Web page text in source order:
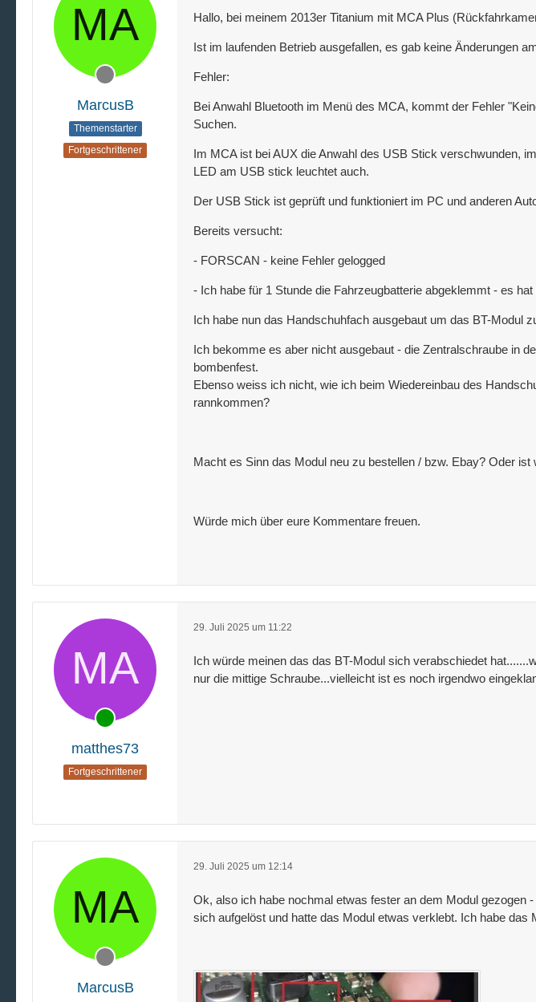
MarcusB
Themenstarter
Fortgeschrittener
Hallo, bei meinem 2013er Titanium mit MCA Plus
Ist im laufenden Betrieb ausgefallen, es gab keine Änderungen
Fehler:
Bei Anwahl Bluetooth im Menü des MCA, kommt der Fehler
Suchen.
Im MCA ist bei AUX die Anwahl des USB Stick verschwunden,
LED am USB stick leuchtet auch.
Der USB Stick ist geprüft und funktioniert im PC und anderen
Bereits versucht:
- FORSCAN - keine Fehler gelogged
- Ich habe für 1 Stunde die Fahrzeugbatterie abgeklemmt - es hat
Ich habe nun das Handschuhfach ausgebaut um das BT-Modul
Ich bekomme es aber nicht ausgebaut - die Zentralschraube in
bombenfest.
Ebenso weiss ich nicht, wie ich beim Wiedereinbau des
rannkommen?
Macht es Sinn das Modul neu zu bestellen / bzw. Ebay? Oder
Würde mich über eure Kommentare freuen.
matthes73
Fortgeschrittener
29. Juli 2025 um 11:22
Ich würde meinen das das BT-Modul sich verabschiedet
nur die mittige Schraube...vielleicht ist es noch irgendwo
MarcusB
29. Juli 2025 um 12:14
Ok, also ich habe nochmal etwas fester an dem Modul gezogen
sich aufgelöst und hatte das Modul etwas verklebt. Ich habe das